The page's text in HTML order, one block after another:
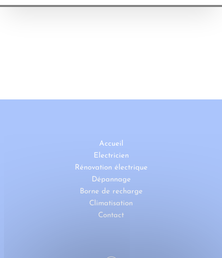
Accueil
Electricien
Rénovation électrique
Dépannage
Borne de recharge
Climatisation
Contact